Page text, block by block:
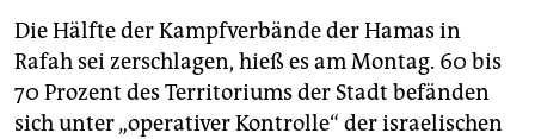
Die Hälfte der Kampfverbände der Hamas in
Rafah sei zerschlagen, hieß es am Montag. 60 bis
70 Prozent des Territoriums der Stadt befänden
sich unter „operativer Kontrolle“ der israelischen